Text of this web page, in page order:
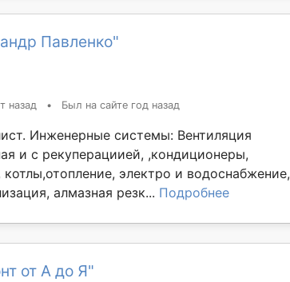
Павленко"
назад • Был на сайте год назад
Инженерные системы: Вентиляция
и с рекуперациией, ,кондиционеры,
электро и водоснабжение,
алмазная резк... Подробнее
от А до Я"